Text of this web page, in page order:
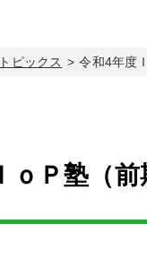
トピックス 令和4年度
ｏＰ塾（